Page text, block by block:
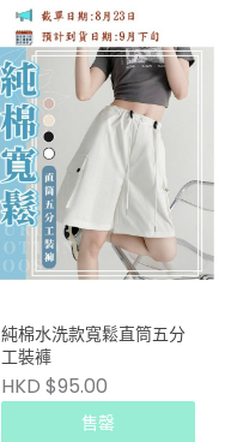
純棉水洗款寬鬆直筒五分
工裝褲
HKD $95.00
售罄